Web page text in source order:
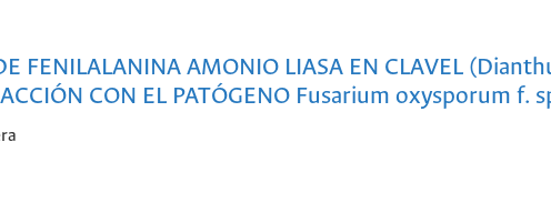
FENILALANINA AMONIO LIASA EN CLAVEL
CON EL PATÓGENO Fusarium oxysporum f.